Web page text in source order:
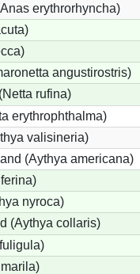
erythrorhyncha)
angustirostris)
rufina)
erythrophthalma)
valisineria)
(Aythya americana)
nyroca)
(Aythya collaris)